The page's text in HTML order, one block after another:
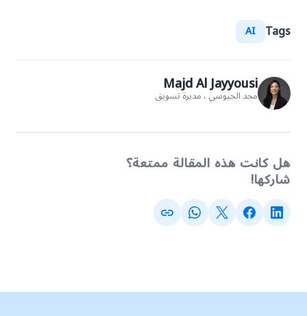
Tags
AI
Majd Al Jayyousi
مجد الجيوسي ، مديرة تسويق
هل كانت هذه المقالة ممتعة؟
شاركها!